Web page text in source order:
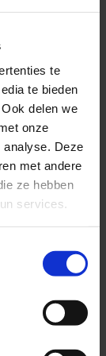
te
te bieden
delen we
onze
analyse. Deze
met andere
ze hebben
services.
angst of
haar
tempo
na een
het
groot de